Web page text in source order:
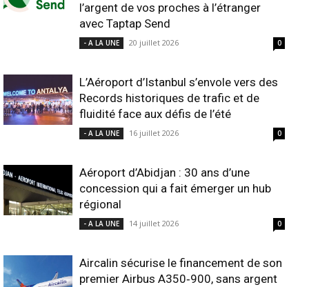
l’argent de vos proches à l’étranger
avec Taptap Send
- A LA UNE 20 juillet 2026 0
L’Aéroport d’Istanbul s’envole vers des
Records historiques de trafic et de
fluidité face aux défis de l’été
- A LA UNE 16 juillet 2026 0
Aéroport d’Abidjan : 30 ans d’une
concession qui a fait émerger un hub
régional
- A LA UNE 14 juillet 2026 0
Aircalin sécurise le financement de son
premier Airbus A350‑900, sans argent